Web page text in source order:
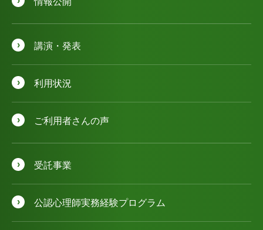
講演・発表
利用状況
ご利用者さんの声
受託事業
公認⼼理師実務経験プログラム